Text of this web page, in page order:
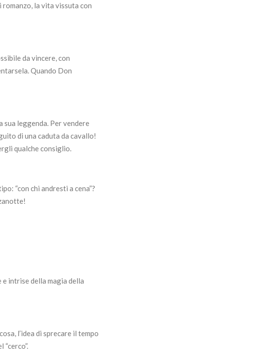
la vita vissuta con
da vincere, con
Quando Don
sua leggenda. Per vendere
di una caduta da cavallo!
qualche consiglio.
“con chi andresti a cena”?
intrise della magia della
l’idea di sprecare il tempo